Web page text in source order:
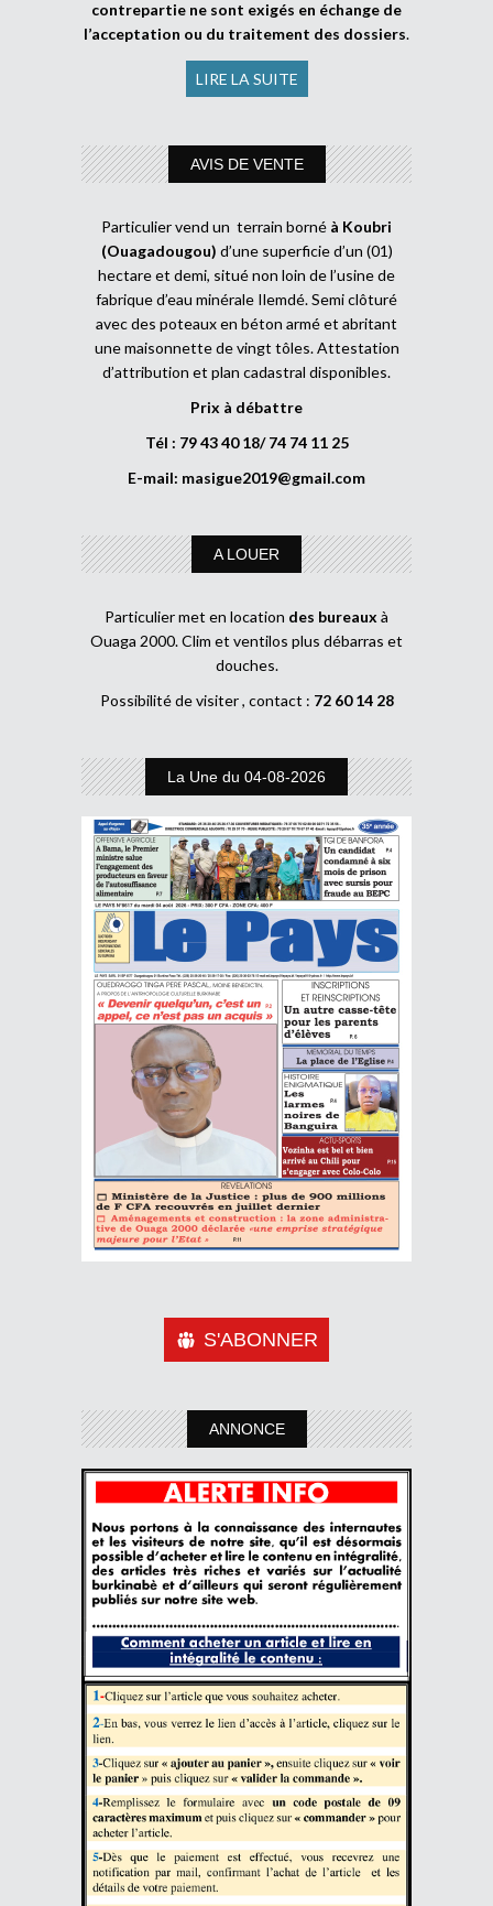
contrepartie ne sont exigés en échange de
l’acceptation ou du traitement des dossiers.
LIRE LA SUITE
AVIS DE VENTE
Particulier vend un terrain borné à Koubri
(Ouagadougou) d’une superficie d’un (01)
hectare et demi, situé non loin de l’usine de
fabrique d’eau minérale Ilemdé. Semi clôturé
avec des poteaux en béton armé et abritant
une maisonnette de vingt tôles. Attestation
d’attribution et plan cadastral disponibles.
Prix à débattre
Tél : 79 43 40 18/ 74 74 11 25
E-mail: masigue2019@gmail.com
A LOUER
Particulier met en location des bureaux à
Ouaga 2000. Clim et ventilos plus débarras et
douches.
Possibilité de visiter , contact : 72 60 14 28
La Une du 04-08-2026
S'ABONNER
ANNONCE